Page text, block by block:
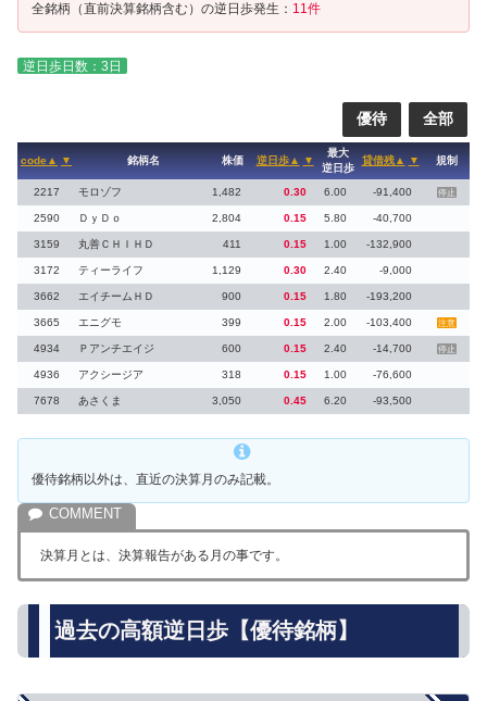
全銘柄（直前決算銘柄含む）の逆日歩発生： 11件
逆日歩日数：3日
優待 全部
code▲ ▼ 銘柄名 株価 逆日歩▲ ▼
最大
逆日歩
貸借残▲ ▼ 規制
2217 モロゾフ 1,482 0.30 6.00 -91,400 停止
2590 ＤｙＤｏ 2,804 0.15 5.80 -40,700
3159 丸善ＣＨＩＨＤ 411 0.15 1.00 -132,900
3172 ティーライフ 1,129 0.30 2.40 -9,000
3662 エイチームＨＤ 900 0.15 1.80 -193,200
3665 エニグモ 399 0.15 2.00 -103,400 注意
4934 Ｐアンチエイジ 600 0.15 2.40 -14,700 停止
4936 アクシージア 318 0.15 1.00 -76,600
7678 あさくま 3,050 0.45 6.20 -93,500
優待銘柄以外は、直近の決算月のみ記載。
決算月とは、決算報告がある月の事です。
過去の高額逆日歩【優待銘柄】